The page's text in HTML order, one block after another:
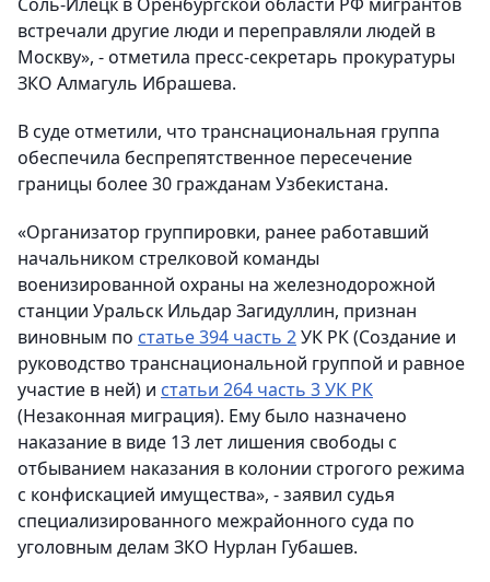
встречали другие люди и переправляли людей в
Москву», - отметила пресс-секретарь прокуратуры
ЗКО Алмагуль Ибрашева.
В суде отметили, что транснациональная группа
обеспечила беспрепятственное пересечение
границы более 30 гражданам Узбекистана.
«Организатор группировки, ранее работавший
начальником стрелковой команды
военизированной охраны на железнодорожной
станции Уральск Ильдар Загидуллин, признан
виновным по статье 394 часть 2УК РК (Создание и
руководство транснациональной группой и равное
участие в ней) и статьи 264 часть 3 УК РК
(Незаконная миграция). Ему было назначено
наказание в виде 13 лет лишения свободы с
отбыванием наказания в колонии строгого режима
с конфискацией имущества», - заявил судья
специализированного межрайонного суда по
уголовным делам ЗКО Нурлан Губашев.